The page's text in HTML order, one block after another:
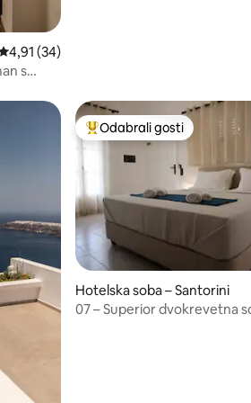
ocjena: 4,91/5, recenzija: 34
4,91 (34)
s
„Odabrali gosti”Među najviše rangiranima s
Odabrali gosti
Hotelska soba – Santorini
07 – Superior dvokrevetna